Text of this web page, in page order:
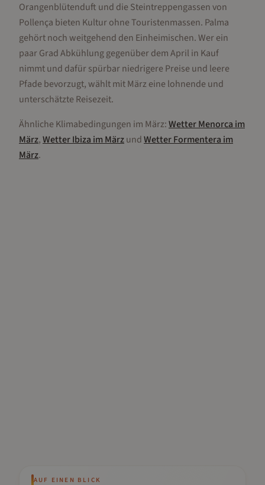
Orangenblütenduft und die Steintreppengassen von
Pollença bieten Kultur ohne Touristenmassen. Palma
gehört noch weitgehend den Einheimischen. Wer ein
paar Grad Abkühlung gegenüber dem April in Kauf
nimmt und dafür spürbar niedrigere Preise und leere
Pfade bevorzugt, wählt mit März eine lohnende und
unterschätzte Reisezeit.
Ähnliche Klimabedingungen im März:WetterMenorca im
März,WetterIbiza imMärzundWetterFormentera im
März.
AUF EINEN BLICK